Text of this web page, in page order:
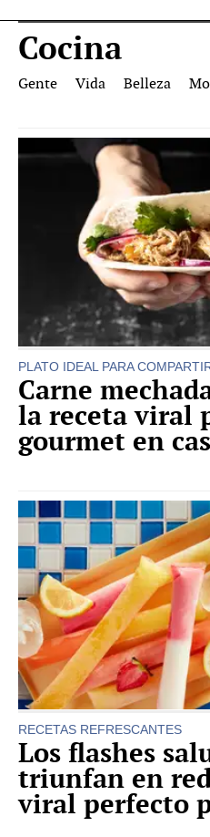
Cocina
Gente Vida Belleza
PLATO IDEAL PARA
Carne
la receta viral
gourmet en
RECETAS REFRESCANTES
Los flashes
triunfan en
viral perfecto